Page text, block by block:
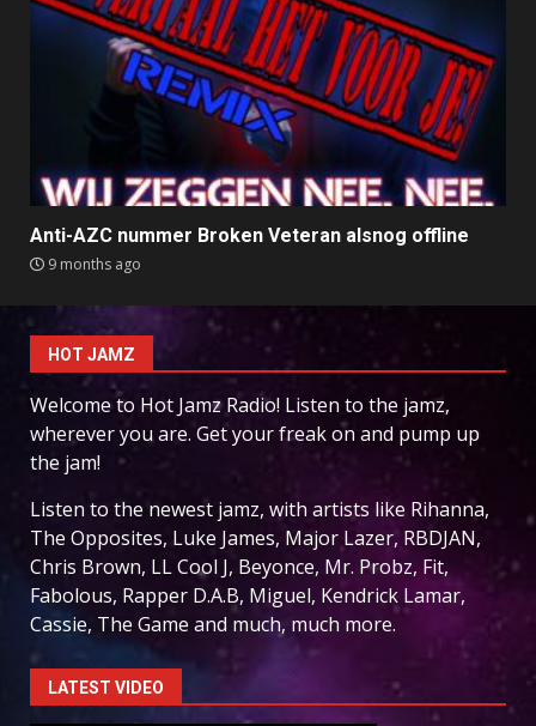
Anti-AZC nummer Broken Veteran alsnog offline
9 months ago
HOT JAMZ
Welcome to Hot Jamz Radio! Listen to the jamz,
wherever you are. Get your freak on and pump up
the jam!
Listen to the newest jamz, with artists like Rihanna,
The Opposites, Luke James, Major Lazer, RBDJAN,
Chris Brown, LL Cool J, Beyonce, Mr. Probz, Fit,
Fabolous, Rapper D.A.B, Miguel, Kendrick Lamar,
Cassie, The Game and much, much more.
LATEST VIDEO